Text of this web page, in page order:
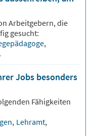
Arbeitgebern, die
gesucht:
,
.
Jobs besonders
Fähigkeiten
, Lehramt,